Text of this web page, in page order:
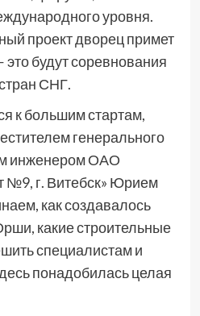
уровня.
проект дворец примет
это будут соревнования
СНГ.
к большим стартам,
генерального
инженером ОАО
№9, г. Витебск» Юрием
как создавалось
какие строительные
специалистам и
понадобилась целая